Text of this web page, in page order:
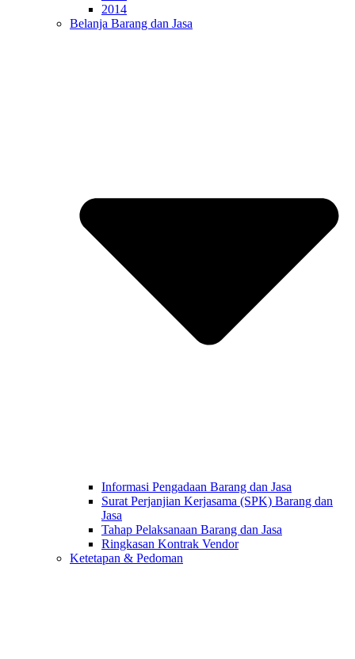
2014
Belanja Barang dan Jasa
Informasi Pengadaan Barang dan Jasa
Surat Perjanjian Kerjasama (SPK) Barang dan
Jasa
Tahap Pelaksanaan Barang dan Jasa
Ringkasan Kontrak Vendor
Ketetapan & Pedoman